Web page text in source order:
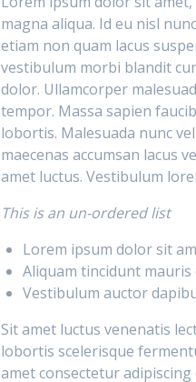
magna aliqua. Id eu nisl
etiam non quam lacus
vestibulum morbi blandit
dolor. Ullamcorper
tempor. Massa sapien
lobortis. Malesuada nunc
maecenas accumsan lacus
amet luctus. Vestibulum
This is an un-ordered list
Lorem ipsum dolor sit
Aliquam tincidunt mauris
Vestibulum auctor
Sit amet luctus venenatis
lobortis scelerisque
amet consectetur